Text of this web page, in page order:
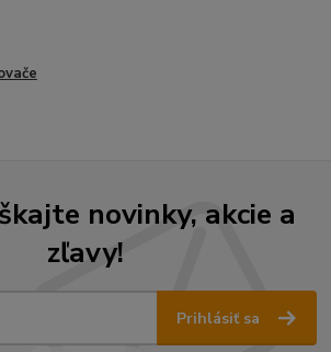
novinky, akcie a
zľavy!
Prihlásiť sa